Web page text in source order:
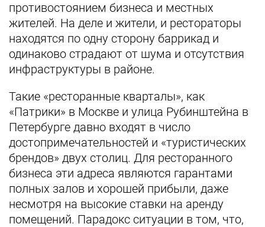
противостоянием бизнеса и местных
жителей. На деле и жители, и рестораторы
находятся по одну сторону баррикад и
одинаково страдают от шума и отсутствия
инфраструктуры в районе.
Такие «ресторанные кварталы», как
«Патрики» в Москве и улица Рубинштейна в
Петербурге давно входят в число
достопримечательностей и «туристических
брендов» двух столиц. Для ресторанного
бизнеса эти адреса являются гарантами
полных залов и хорошей прибыли, даже
несмотря на высокие ставки на аренду
помещений. Парадокс ситуации в том, что,